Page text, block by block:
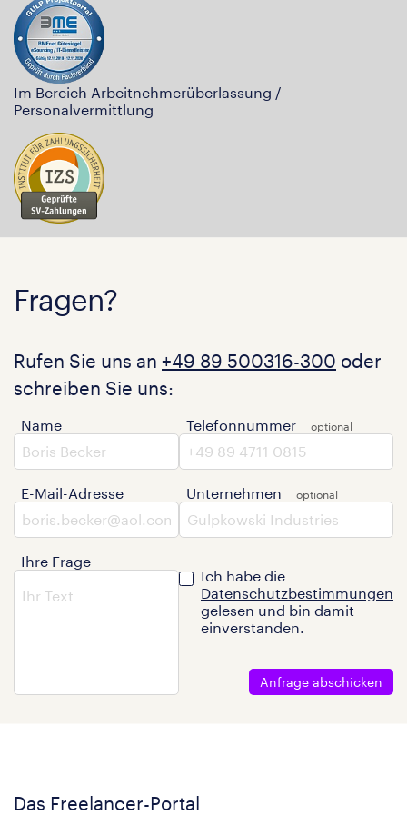
Im Bereich Arbeitnehmerüberlassung /
Personalvermittlung
Fragen?
Rufen Sie uns an +49 89 500316-300 oder
schreiben Sie uns:
Name
E-Mail-Adresse
Ihre Frage
Telefonnummer
Unternehmen
Ich habe die
Datenschutzbestimmungen
gelesen und bin damit
einverstanden.
Anfrage abschicken
Das Freelancer-Portal